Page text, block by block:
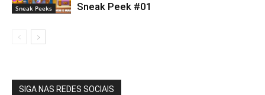
Sneak Peeks
Sneak Peek #01
SIGA NAS REDES SOCIAIS